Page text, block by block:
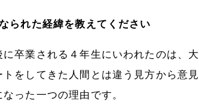
られた経緯を教えてください
卒業される４年生にいわれたのは、大
をしてきた人間とは違う見方から意見
った一つの理由です。